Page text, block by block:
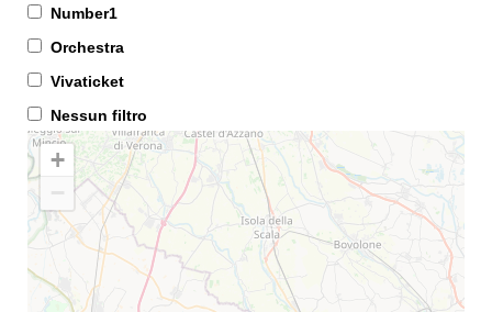
Number1
Orchestra
Vivaticket
Nessun filtro
+